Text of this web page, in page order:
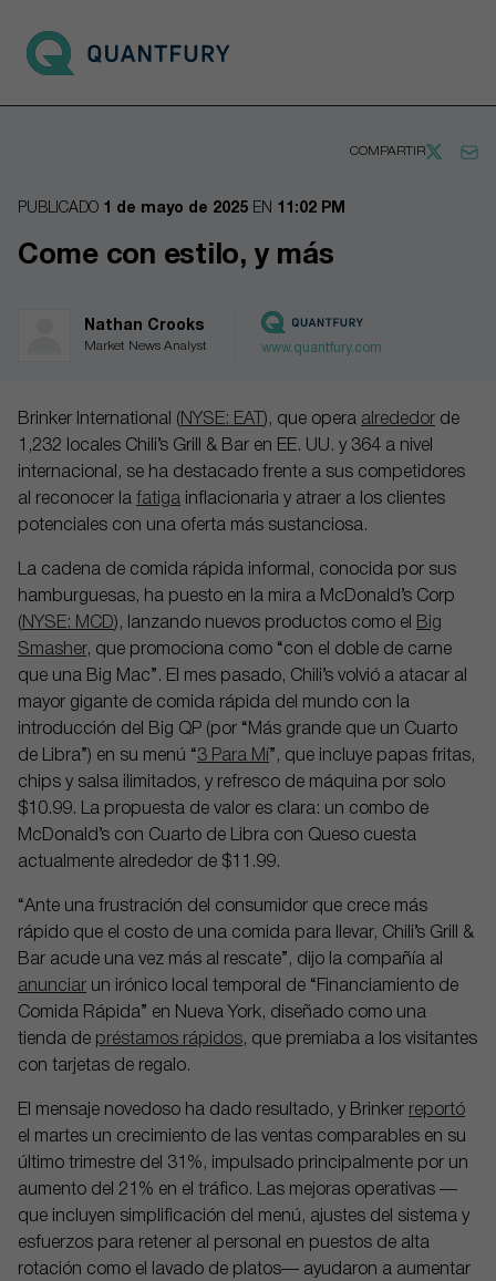
Go to main page
COMPARTIR
PUBLICADO 1 de mayo de 2025 EN 11:02 PM
Come con estilo, y más
Nathan Crooks
Market News Analyst www.quantfury.com
Brinker International ( NYSE: EAT ), que opera alrededor de
1,232 locales Chili’s Grill & Bar en EE. UU. y 364 a nivel
internacional, se ha destacado frente a sus competidores
al reconocer la fatiga inflacionaria y atraer a los clientes
potenciales con una oferta más sustanciosa.
La cadena de comida rápida informal, conocida por sus
hamburguesas, ha puesto en la mira a McDonald’s Corp
( NYSE: MCD), lanzando nuevos productos como el
Big
Smasher, que promociona como “con el doble de carne
que una Big Mac”. El mes pasado, Chili’s volvió a atacar al
mayor gigante de comida rápida del mundo con la
introducción del Big QP (por “Más grande que un Cuarto
de Libra”) en su menú “3 Para Mí ”, que incluye papas fritas,
chips y salsa ilimitados, y refresco de máquina por solo
$10.99. La propuesta de valor es clara: un combo de
McDonald’s con Cuarto de Libra con Queso cuesta
actualmente alrededor de $11.99.
“Ante una frustración del consumidor que crece más
rápido que el costo de una comida para llevar, Chili’s Grill &
Bar acude una vez más al rescate”, dijo la compañía al
anunciar un irónico local temporal de “Financiamiento de
Comida Rápida” en Nueva York, diseñado como una
tienda de préstamos rápidos, que premiaba a los visitantes
con tarjetas de regalo.
El mensaje novedoso ha dado resultado, y Brinker reportó
el martes un crecimiento de las ventas comparables en su
último trimestre del 31%, impulsado principalmente por un
aumento del 21% en el tráfico. Las mejoras operativas —
que incluyen simplificación del menú, ajustes del sistema y
esfuerzos para retener al personal en puestos de alta
rotación como el lavado de platos— ayudaron a aumentar